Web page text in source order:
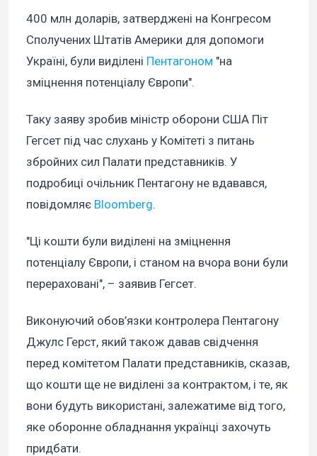
400 млн доларів, затверджені на Конгресом
Сполучених Штатів Америки для допомоги
Україні, були виділені Пентагоном "на
зміцнення потенціалу Європи".
Таку заяву зробив міністр оборони США Піт
Гегсет під час слухань у Комітеті з питань
збройних сил Палати представників. У
подробиці очільник Пентагону не вдавався,
повідомляє Bloomberg.
"Ці кошти були виділені на зміцнення
потенціалу Європи, і станом на вчора вони були
перераховані", – заявив Гегсет.
Виконуючий обов’язки контролера Пентагону
Джулс Герст, який також давав свідчення
перед комітетом Палати представників, сказав,
що кошти ще не виділені за контрактом, і те, як
вони будуть використані, залежатиме від того,
яке оборонне обладнання українці захочуть
придбати.